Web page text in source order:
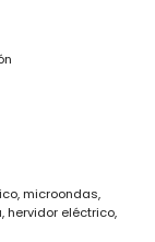
microondas,
hervidor eléctrico,